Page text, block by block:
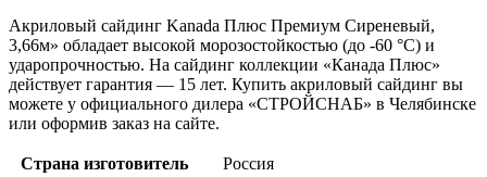
Акриловый сайдинг Kanada Плюс Премиум Сиреневый,
3,66м» обладает высокой морозостойкостью (до -60 °C) и
ударопрочностью. На сайдинг коллекции «Канада Плюс»
действует гарантия — 15 лет. Купить акриловый сайдинг вы
можете у официального дилера «СТРОЙСНАБ» в Челябинске
или оформив заказ на сайте.
Страна изготовитель
Россия